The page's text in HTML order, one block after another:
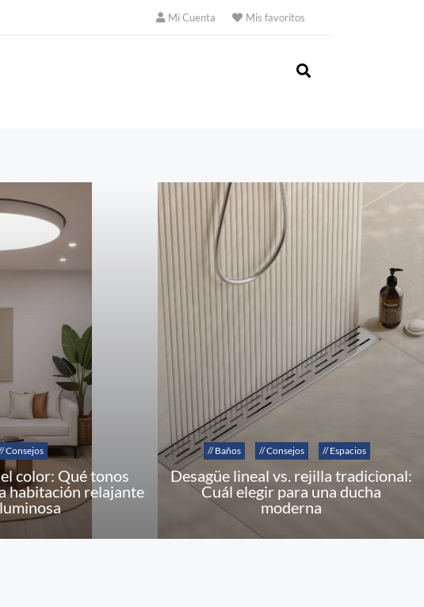
Mi Cuenta Mis favoritos
Consejos
color: Qué tonos
habitación relajante
// Baños // Consejos // Espacios
Desagüe lineal vs. rejilla tradicional:
Cuál elegir para una ducha
moderna